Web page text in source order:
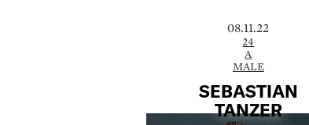
08.11.22
24
A
MALE
SEBASTIAN
TANZER